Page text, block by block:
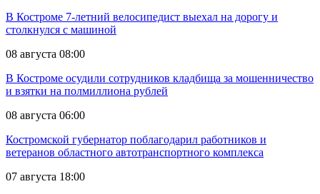
В Костроме 7-летний велосипедист выехал на дорогу и
столкнулся с машиной
08 августа 08:00
В Костроме осудили сотрудников кладбища за мошенничество
и взятки на полмиллиона рублей
08 августа 06:00
Костромской губернатор поблагодарил работников и
ветеранов областного автотранспортного комплекса
07 августа 18:00